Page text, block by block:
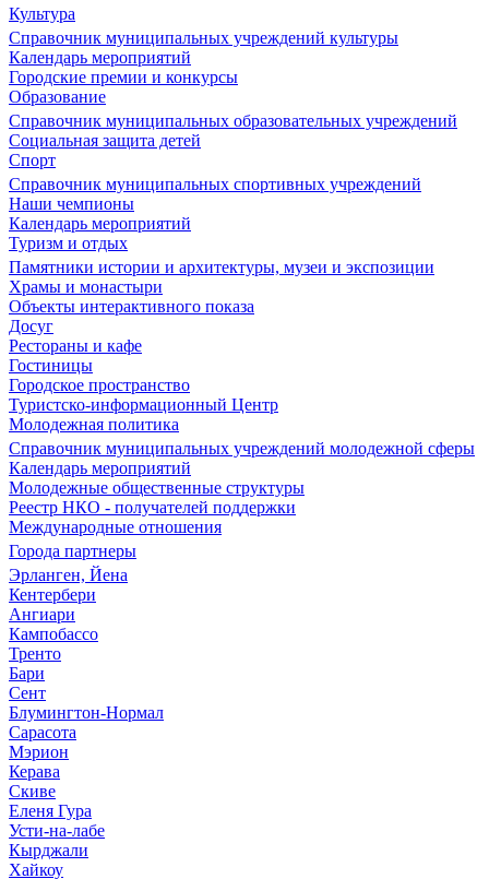
Культура
Справочник муниципальных учреждений культуры
Календарь мероприятий
Городские премии и конкурсы
Образование
Справочник муниципальных образовательных учреждений
Социальная защита детей
Спорт
Справочник муниципальных спортивных учреждений
Наши чемпионы
Календарь мероприятий
Туризм и отдых
Памятники истории и архитектуры, музеи и экспозиции
Храмы и монастыри
Объекты интерактивного показа
Досуг
Рестораны и кафе
Гостиницы
Городское пространство
Туристско-информационный Центр
Молодежная политика
Справочник муниципальных учреждений молодежной сферы
Календарь мероприятий
Молодежные общественные структуры
Реестр НКО - получателей поддержки
Международные отношения
Города партнеры
Эрланген, Йена
Кентербери
Ангиари
Кампобассо
Тренто
Бари
Сент
Блумингтон-Нормал
Сарасота
Мэрион
Керава
Скиве
Еленя Гура
Усти-на-лабе
Кырджали
Хайкоу